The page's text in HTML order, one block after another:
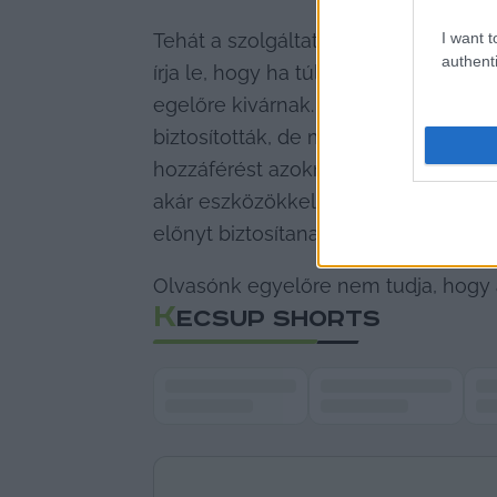
I want
Tehát a szolgáltató azt állítja, hogy
írja le, hogy ha túl sokan kérik az
egelőre kivárnak. Hozzátették,
biztosították, de most kibővült a
hozzáférést azoknak, akik ezt nem
akár eszközökkel is. Az igényeket
előnyt biztosítana.
Olvasónk egyelőre nem tudja,
KECSUP SHORTS